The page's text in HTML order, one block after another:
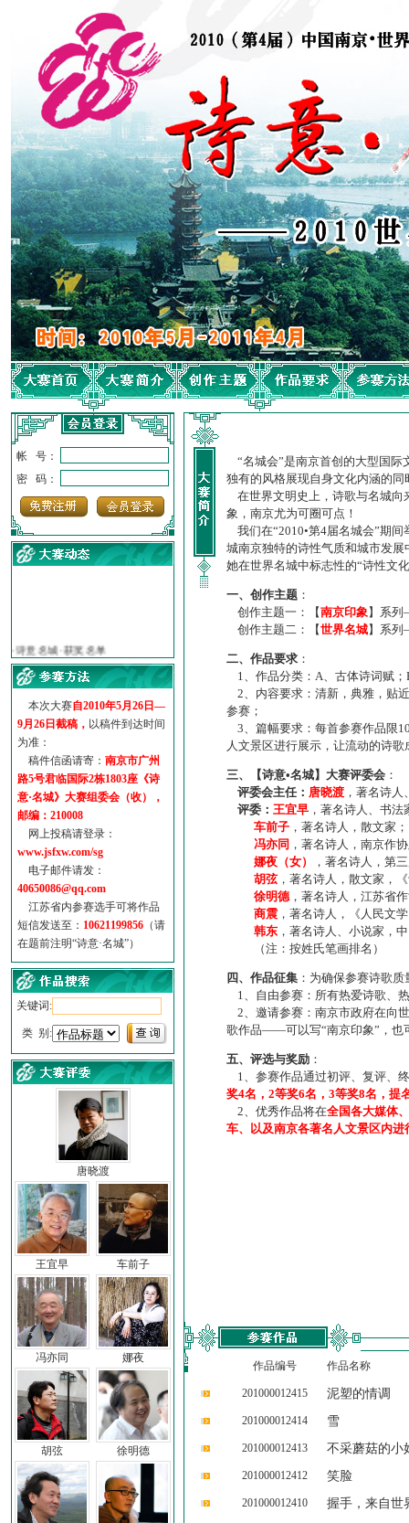
帐 号：
密 码：
·【诗意·名城】地铁展示作...
·诗意名城·地铁时间
·地铁完美呈现【诗意·名城...
参赛作品多达5000多首
“诗意·名城”晒诗会
特别通知--致广大诗词爱好...
本次大赛自2010年5月26日—
9月26日截稿， 以稿件到达时间
为准：
稿件信函请寄： 南京市广州
路5号君临国际2栋1803座《诗
意·名城》大赛组委会（收），
邮编：210008
网上投稿请登录：
www.jsfxw.com/sg
电子邮件请发：
40650086@qq.com
江苏省内参赛选手可将作品
短信发送至： 10621199856 （请
在题前注明“诗意·名城”）
关键词:
类 别:
唐晓渡
王宜早 车前子
冯亦同 娜夜
胡弦 徐明德
“名城会”是南京首创的大型国际
独有的风格展现自身文化内涵的
在世界文明史上，诗歌与名城向
象，南京尤为可圈可点！
我们在“2010•第4届名城会”期
城南京独特的诗性气质和城市发
她在世界名城中标志性的“诗性文
一、创作主题 ：
创作主题一：【南京印象】系
创作主题二：【世界名城】系
二、作品要求 ：
1、作品分类：A、古体诗词赋；
2、内容要求：清新，典雅，贴
参赛；
3、篇幅要求：每首参赛作品限
人文景区进行展示，让流动的诗
三、【诗意•名城】大赛评委会 ：
评委会主任： 唐晓渡 ，著名诗
评委： 王宜早 ，著名诗人、书
车前子 ，著名诗人，散文家；
冯亦同 ，著名诗人，南京作
娜夜（女）
，著名诗人，第
胡弦，著名诗人，散文家，
徐明德，著名诗人，江苏省
商震 ，著名诗人，《人民文
韩东 ，著名诗人、小说家，
（注：按姓氏笔画排名）
四、作品征集 ：为确保参赛诗歌
1、自由参赛：所有热爱诗歌、
2、邀请参赛：南京市政府在向
歌作品——可以写“南京印象”，也
五、评选与奖励 ：
1、参赛作品通过初评、复评、
奖4名，2等奖6名，3等奖8名，提
2、优秀作品将在全国各大媒体
车、以及南京各著名人文景区内进
作品编号 作品名称
201000012415 泥塑的情调
201000012414 雪
201000012413 不采蘑菇的小
201000012412 笑脸
201000012410 握手，来自世